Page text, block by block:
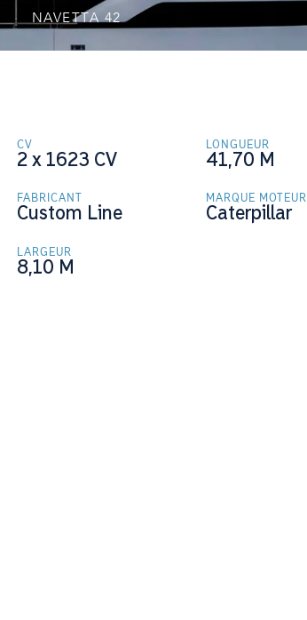
NAVETTA 42
CV
2 x 1623 CV
LONGUEUR
41,70 M
FABRICANT
Custom Line
MARQUE MOTEUR
Caterpillar
LARGEUR
8,10 M